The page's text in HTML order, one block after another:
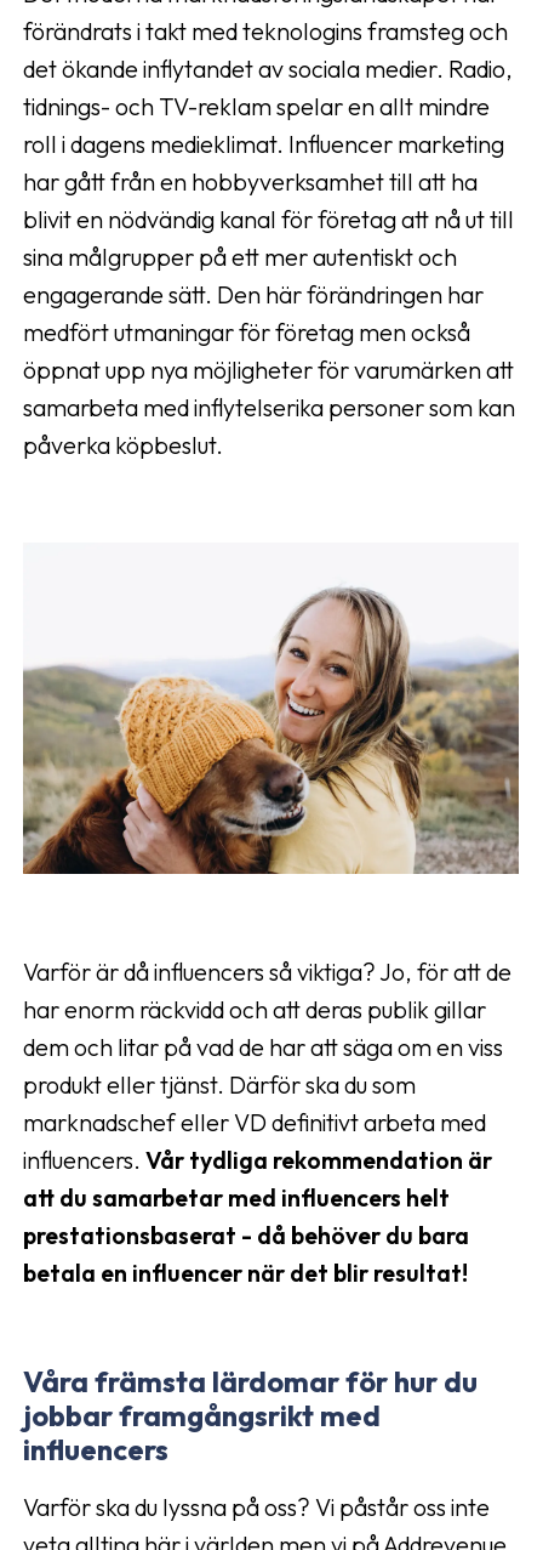
förändrats i takt med teknologins framsteg och
det ökande inflytandet av sociala medier. Radio,
tidnings- och TV-reklam spelar en allt mindre
roll i dagens medieklimat. Influencer marketing
har gått från en hobbyverksamhet till att ha
blivit en nödvändig kanal för företag att nå ut till
sina målgrupper på ett mer autentiskt och
engagerande sätt. Den här förändringen har
medfört utmaningar för företag men också
öppnat upp nya möjligheter för varumärken att
samarbeta med inflytelserika personer som kan
påverka köpbeslut.
Varför är då influencers så viktiga? Jo, för att de
har enorm räckvidd och att deras publik gillar
dem och litar på vad de har att säga om en viss
produkt eller tjänst. Därför ska du som
marknadschef eller VD definitivt arbeta med
influencers. Vår tydliga rekommendation är
att du samarbetar med influencers helt
prestationsbaserat - då behöver du bara
betala en influencer när det blir resultat!
Våra främsta lärdomar för hur du
jobbar framgångsrikt med
influencers
Varför ska du lyssna på oss? Vi påstår oss inte